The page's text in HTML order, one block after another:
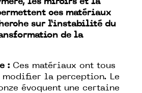
les miroirs et la
ces matériaux
sur l’instabilité du
de la
: Ces matériaux ont tous
modifier la perception. Le
évoquent une certaine